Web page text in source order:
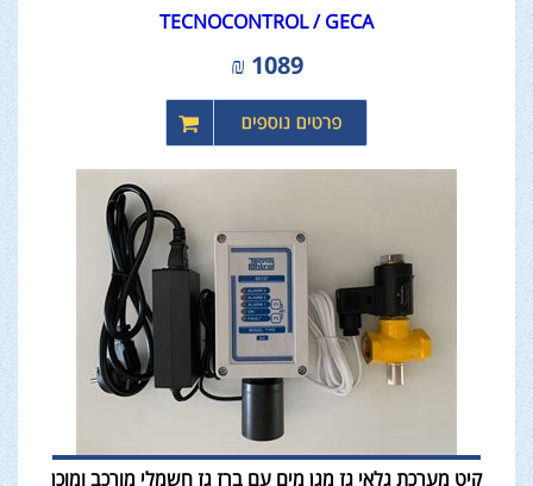
TECNOCONTROL / GECA
1089
₪
קיט מערכת גלאי גז מגן מים עם ברז גז חשמלי מורכב ומוכן